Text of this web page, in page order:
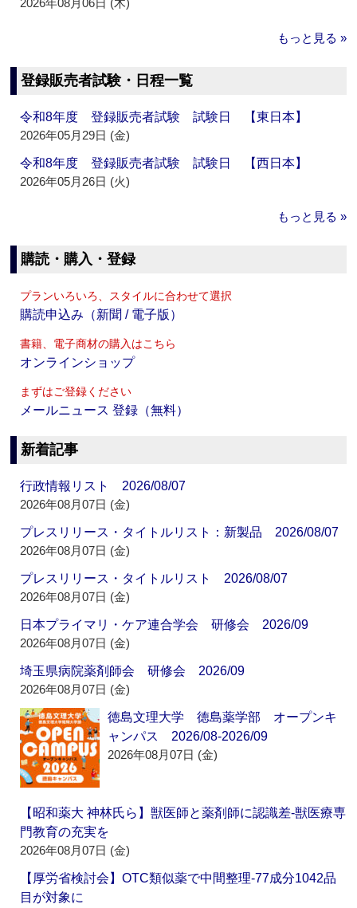
2026年08月06日 (木)
もっと見る »
登録販売者試験・日程一覧
令和8年度 登録販売者試験 試験日 【東日本】
2026年05月29日 (金)
令和8年度 登録販売者試験 試験日 【西日本】
2026年05月26日 (火)
もっと見る »
購読・購入・登録
プランいろいろ、スタイルに合わせて選択
購読申込み（新聞 / 電子版）
書籍、電子商材の購入はこちら
オンラインショップ
まずはご登録ください
メールニュース 登録（無料）
新着記事
行政情報リスト 2026/08/07
2026年08月07日 (金)
プレスリリース・タイトルリスト：新製品 2026/08/07
2026年08月07日 (金)
プレスリリース・タイトルリスト 2026/08/07
2026年08月07日 (金)
日本プライマリ・ケア連合学会 研修会 2026/09
2026年08月07日 (金)
埼玉県病院薬剤師会 研修会 2026/09
2026年08月07日 (金)
徳島文理大学 徳島薬学部 オープンキ
ャンパス 2026/08-2026/09
2026年08月07日 (金)
【昭和薬大 神林氏ら】獣医師と薬剤師に認識差‐獣医療専
門教育の充実を
2026年08月07日 (金)
【厚労省検討会】OTC類似薬で中間整理‐77成分1042品
目が対象に